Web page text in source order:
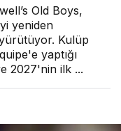
Old Boys,
yeniden
Kulüp
yaptığı
2027'nin ilk ...